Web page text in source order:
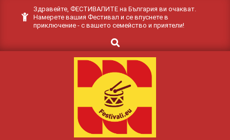
Здравейте, ФЕСТИВАЛИТЕ на България ви очакват.
Намерете вашия Фестивал и се впуснете в
приключение - с вашето семейство и приятели!
Search